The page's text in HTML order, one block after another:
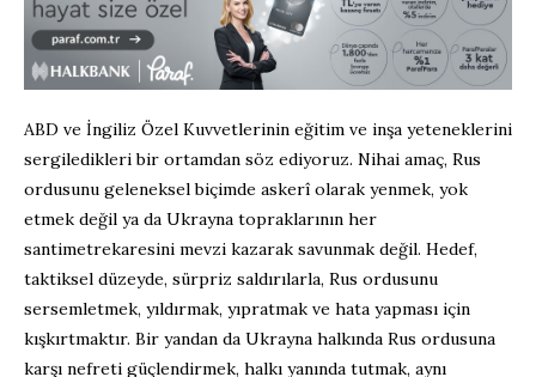
ABD ve İngiliz Özel Kuvvetlerinin eğitim ve inşa yeteneklerini
sergiledikleri bir ortamdan söz ediyoruz. Nihai amaç, Rus
ordusunu geleneksel biçimde askerî olarak yenmek, yok
etmek değil ya da Ukrayna topraklarının her
santimetrekaresini mevzi kazarak savunmak değil. Hedef,
taktiksel düzeyde, sürpriz saldırılarla, Rus ordusunu
sersemletmek, yıldırmak, yıpratmak ve hata yapması için
kışkırtmaktır. Bir yandan da Ukrayna halkında Rus ordusuna
karşı nefreti güçlendirmek, halkı yanında tutmak, aynı